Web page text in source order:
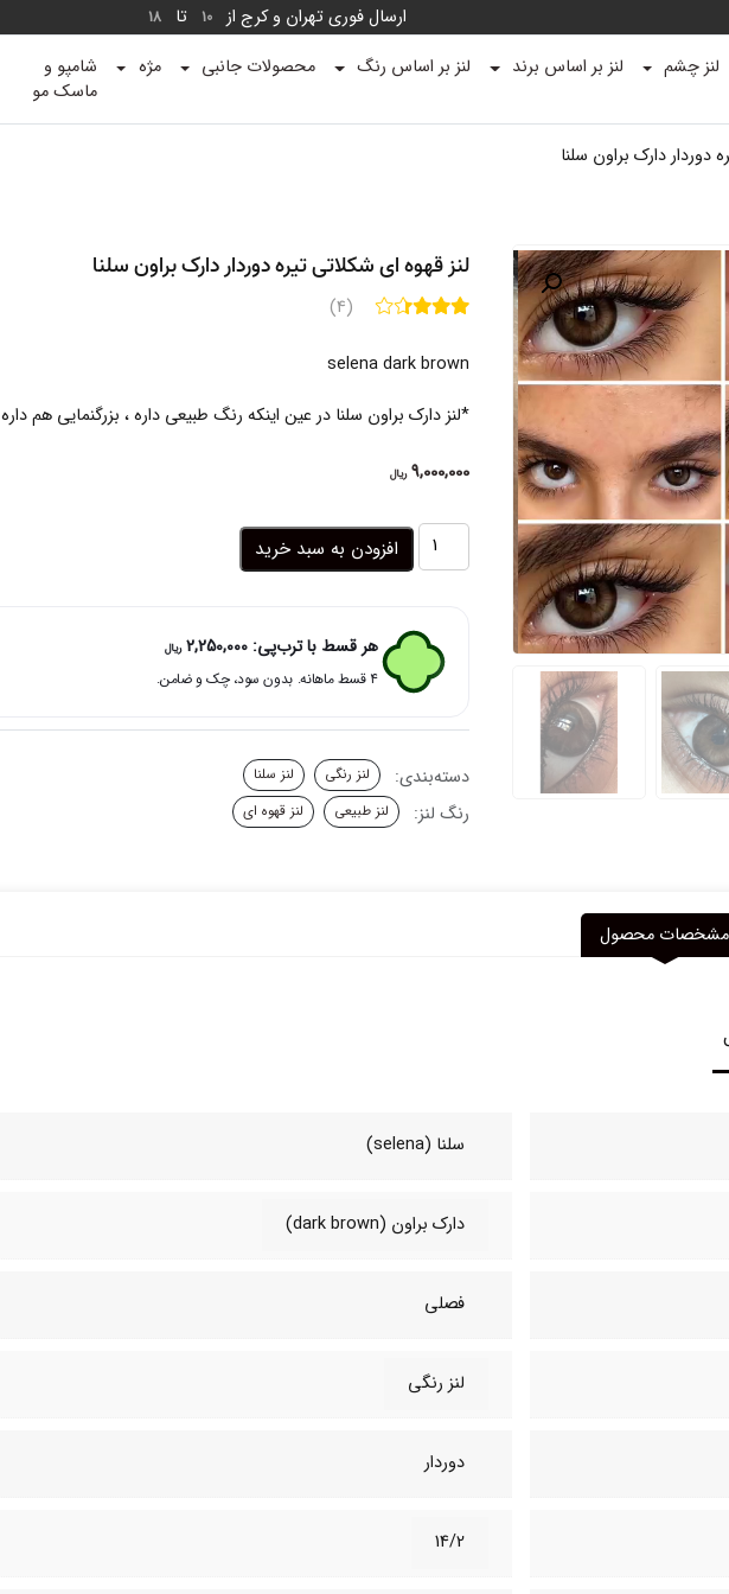
ارسال فوری تهران و کرج از 10 تا 18
لنز چشم لنز بر اساس برند لنز بر اساس رنگ محصولات جانبی مژه
شامپو و
ماسک مو
دوردار دارک براون سلنا
لنز قهوه ای شکلاتی تیره دوردار دارک براون سلنا
(4)
selena dark brown
*لنز دارک براون سلنا در عین اینکه رنگ طبیعی داره ، بزرگنمایی هم داره
9,000,000 ریال
لنز
دوردار
دارک
سلنا
افزودن به سبد خرید
هر قسط با ترب‌پی: 2,250,000 ریال
۴ قسط ماهانه. بدون سود، چک و ضامن.
دسته‌بندی: لنز رنگی لنز سلنا
رنگ لنز: لنز طبیعی لنز قهوه ای
مشخصات محصول
سلنا (selena)
دارک براون (dark brown)
فصلی
لنز رنگی
دوردار
14/2